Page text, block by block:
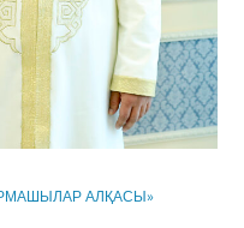
АЛҚАСЫ»